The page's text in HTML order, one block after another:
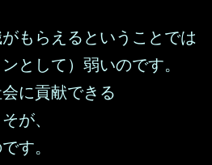
もらえるということでは
として）弱いのです。
に貢献できる
が、
す。